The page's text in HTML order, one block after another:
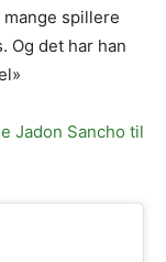
spillere
Og det har han
Jadon Sancho til